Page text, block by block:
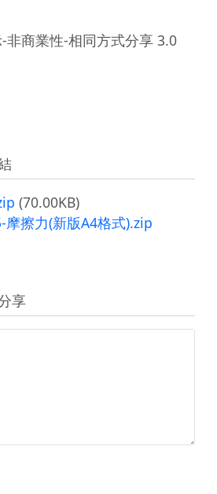
非商業性-相同方式分享 3.0
(70.00KB)
擦力(新版A4格式).zip
享